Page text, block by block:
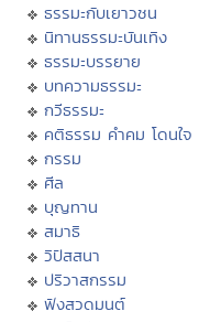
ธรรมะกับเยาวชน
นิทานธรรมะบันเทิง
ธรรมะบรรยาย
บทความธรรมะ
กวีธรรมะ
คติธรรม คำคม โดนใจ
กรรม
ศีล
บุญทาน
สมาธิ
วิปัสสนา
ปริวาสกรรม
ฟังสวดมนต์